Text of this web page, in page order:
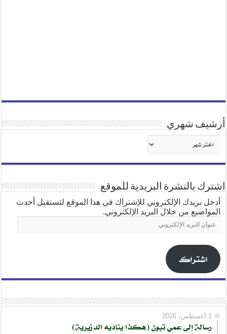
أرشيف شهري
شهري
اشترك بالنشرة البريدية للموقع
أدخل بريدك الإلكتروني للإشتراك في هذا الموقع لتستقبل أحدث
المواضيع من خلال البريد الإلكتروني.
عنوان
البريد
اشتراك
1 أغسطس، 2026
رسالة إلى عمي تبون (هكذا يناديه الدزيرية)